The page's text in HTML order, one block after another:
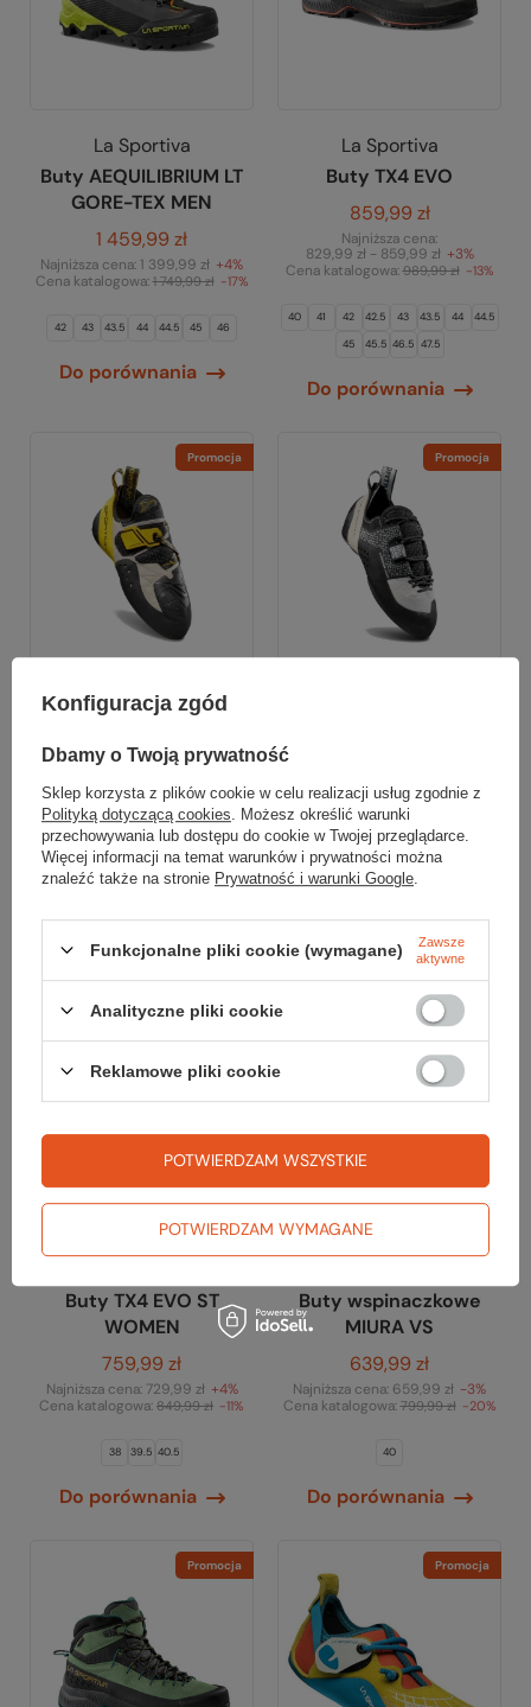
La Sportiva
Buty AEQUILIBRIUM LT
GORE-TEX MEN
1 459,99 zł
Najniższa cena:1 399,99 zł +4%
Cena katalogowa:1 749,99 zł -17%
42 43 43.5 44 44.5 45 46
Do porównania
La Sportiva
Buty TX4 EVO
859,99 zł
Najniższa cena:
829,99 zł - 859,99 zł +3%
Cena katalogowa:989,99 zł -13%
40 41 42 42.5 43 43.5 44
44.5
45
45.5 46.5 47.5
Do porównania
Promocja
La Sportiva
Buty wspinaczkowe
SOLUTION
639,99 zł
Najniższa cena:629,99 zł +1%
Cena katalogowa:839,99 zł -24%
Do porównania
Promocja
639,99 zł
Najniższa cena:699,99 zł -8%
Cena katalogowa:839,99 zł
Do porównania
Promocja
Buty TX4 EVO ST
WOMEN
759,99 zł
Najniższa cena: 729,99 zł +4%
Cena katalogowa: 849,99 zł -11%
38 39.5 40.5
Do porównania
Promocja
Buty wspinaczkowe
MIURA VS
639,99 zł
Najniższa cena: 659,99 zł -3%
Cena katalogowa:799,99 zł -20%
40
Do porównania
Promocja Promocja
Konfiguracja zgód
Dbamy o Twoją prywatność
Sklep korzysta z plików cookie w celu realizacji usług zgodnie z
Polityką dotyczącą cookies . Możesz określić warunki
przechowywania lub dostępu do cookie w Twojej przeglądarce.
Więcej informacji na temat warunków i prywatności można
znaleźć także na stronie Prywatność i warunki Google
Funkcjonalne pliki cookie (wymagane)
Zawsze
aktywne
Analityczne pliki cookie
Reklamowe pliki cookie
POTWIERDZAM WYMAGANE
POTWIERDZAM WSZYSTKIE